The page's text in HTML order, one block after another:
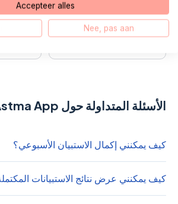
محادثة
الأسئلة المتداولة حول Astma App
كيف يمكنني إكمال الاستبيان الأسبوعي؟
كيف يمكنني عرض نتائج الاستبيانات
Accepteer alles
Nee, pas aan